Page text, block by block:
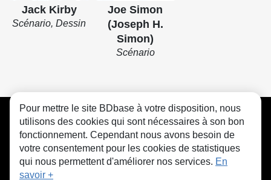
Jack Kirby
Scénario, Dessin
Joe Simon
(Joseph H.
Simon)
Scénario
CGU FAQ Contact Cookies
Pour mettre le site BDbase à votre disposition, nous
utilisons des cookies qui sont nécessaires à son bon
fonctionnement. Cependant nous avons besoin de
votre consentement pour les cookies de statistiques
qui nous permettent d'améliorer nos services. En
savoir +